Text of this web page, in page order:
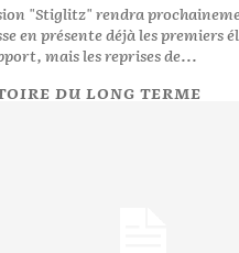
"Stiglitz" rendra
en présente déjà les premiers
mais les reprises de...
DU LONG TERME